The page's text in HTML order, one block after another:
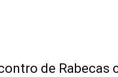
de Rabecas